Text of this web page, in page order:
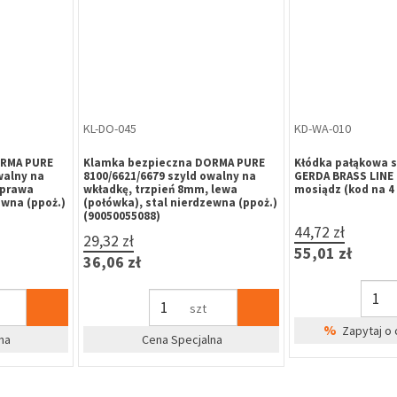
ProFix 2
EL-AA-021
Elektrozaczep effeff 118 ProFix 2
(118E.13-A71) 10-24V AC/DC, z
wyłącznikiem
205,00 zł
252,15 zł
Cena Specjalna
BL-AA-004
Blacha płaska
(250x25x3 mm) do
elektrozaczepów
63,98 zł
78,70 zł
% Zapytaj o